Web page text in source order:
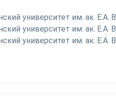
университет им. ак. Е.А.
университет им. ак. Е.А.
университет им. ак. Е.А.